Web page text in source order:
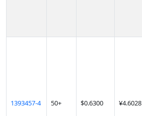
1393457-4 50+ $0.6300 ¥4.6028